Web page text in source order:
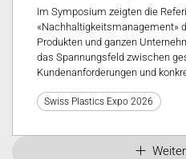
Im Symposium zeigten die
«Nachhaltigkeitsmanagement»
Produkten und ganzen
das Spannungsfeld zwischen
Kundenanforderungen und
Swiss Plastics Expo 2026